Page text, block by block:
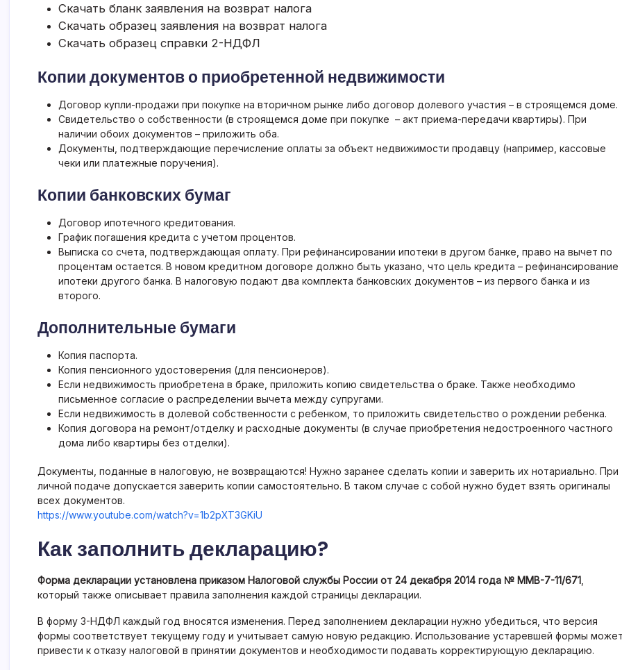
Скачать бланк заявления на возврат налога
Скачать образец заявления на возврат налога
Скачать образец справки 2-НДФЛ
Копии документов о приобретенной недвижимости
Договор купли-продажи припокупке на вторичном рынке либо договор долевого участия – в строящемся доме.
Свидетельство о собственности (в строящемся домепри покупке – акт приема-передачи квартиры). При
наличии обоих документов – приложить оба.
Документы, подтверждающие перечисление оплаты за объект недвижимости продавцу (например, кассовые
чеки или платежные поручения).
Копии банковских бумаг
Договор ипотечного кредитования.
График погашения кредита с учетом процентов.
Выписка со счета, подтверждающая оплату. При рефинансировании ипотеки в другом банке, право на вычет по
процентам остается. В новом кредитном договоре должно быть указано, что цель кредита – рефинансирование
ипотеки другого банка. В налоговую подают два комплекта банковских документов – из первого банка и из
второго.
Дополнительные бумаги
Копия паспорта.
Копия пенсионного удостоверения (для пенсионеров).
Если недвижимость приобретена в браке, приложить копию свидетельства о браке. Также необходимо
письменное согласие о распределении вычета между супругами.
Если недвижимость в долевой собственности с ребенком, то приложить свидетельство о рождении ребенка.
Копия договора на ремонт/отделку и расходные документы (в случае приобретения недостроенного частного
дома либо квартиры без отделки).
Документы, поданные в налоговую, не возвращаются! Нужно заранее сделать копии и заверить их нотариально. При
личной подаче допускается заверить копии самостоятельно. В таком случае с собой нужно будет взять оригиналы
всех документов.
https://www.youtube.com/watch?v=1b2pXT3GKiU
Как заполнить декларацию?
Форма декларации установлена приказом Налоговой службы России от 24 декабря 2014 года № ММВ-7-11/671
который также описывает правила заполнения каждой страницы декларации.
В форму 3-НДФЛ каждый год вносятся изменения. Перед заполнением декларации нужно убедиться, что версия
формы соответствует текущему году и учитывает самую новую редакцию. Использование устаревшей формы
привести к отказу налоговой в принятии документов и необходимости подавать корректирующую декларацию.